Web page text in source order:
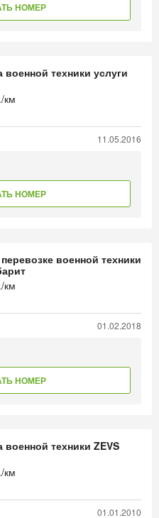
НОМЕР
военной техники услуги
км
11.05.2016
НОМЕР
военной техники
км
01.02.2018
НОМЕР
военной техники ZEVS
км
01.01.2010